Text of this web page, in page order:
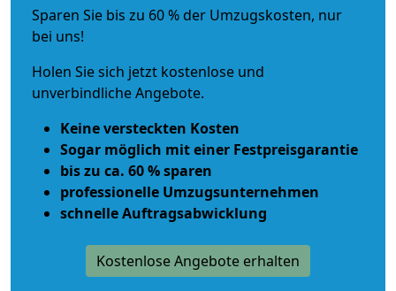
Sparen Sie bis zu 60 % der Umzugskosten, nur
bei uns!
Holen Sie sich jetzt kostenlose und
unverbindliche Angebote.
Keine versteckten Kosten
Sogar möglich mit einer Festpreisgarantie
bis zu ca. 60 % sparen
professionelle Umzugsunternehmen
schnelle Auftragsabwicklung
Kostenlose Angebote erhalten